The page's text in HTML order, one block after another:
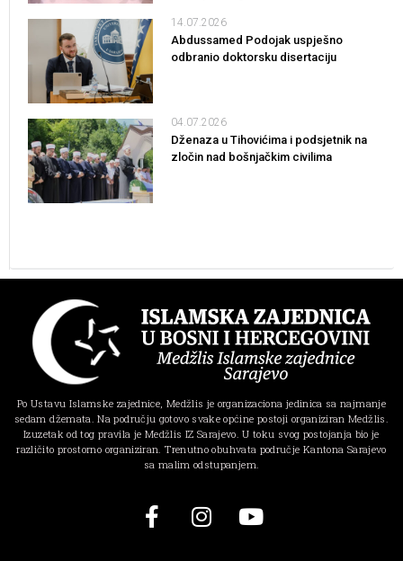
14.07.2026
Abdussamed Podojak uspješno
odbranio doktorsku disertaciju
04.07.2026
Dženaza u Tihovićima i podsjetnik na
zločin nad bošnjačkim civilima
Po Ustavu Islamske zajednice, Medžlis je organizaciona jedinica sa najmanje
sedam džemata. Na području gotovo svake općine postoji organiziran Medžlis.
Izuzetak od tog pravila je Medžlis IZ Sarajevo. U toku svog postojanja bio je
različito prostorno organiziran. Trenutno obuhvata područje Kantona Sarajevo
sa malim odstupanjem.